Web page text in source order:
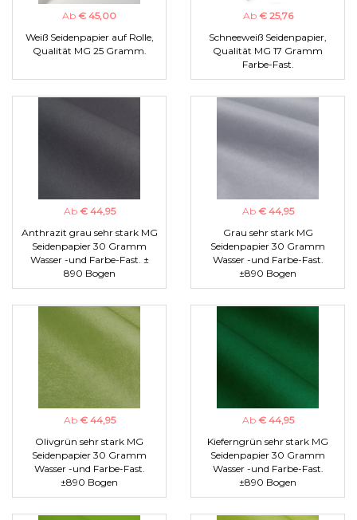
Ab € 45,00
Weiß Seidenpapier auf Rolle,
Qualität MG 25 Gramm.
Ab € 25,76
Schneeweiß Seidenpapier,
Qualität MG 17 Gramm
Farbe-Fast.
Ab € 44,95
Anthrazit grau sehr stark MG
Seidenpapier 30 Gramm
Wasser -und Farbe-Fast. ±
890 Bogen
Ab € 44,95
Grau sehr stark MG
Seidenpapier 30 Gramm
Wasser -und Farbe-Fast.
±890 Bogen
Ab € 44,95
Olivgrün sehr stark MG
Seidenpapier 30 Gramm
Wasser -und Farbe-Fast.
±890 Bogen
Ab € 44,95
Kieferngrün sehr stark MG
Seidenpapier 30 Gramm
Wasser -und Farbe-Fast.
±890 Bogen